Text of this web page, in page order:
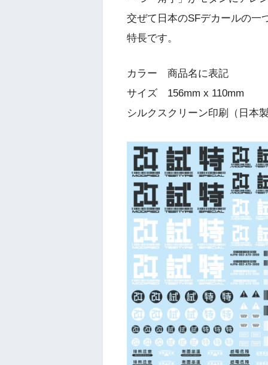
交ぜて日本のSFデカールの一
特長です。
カラー 商品名に表記
サイズ 156mm x 110mm
シルクスクリーン印刷（日本製